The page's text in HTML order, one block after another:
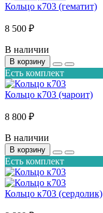
Кольцо к703 (гематит)
8 500 ₽
В наличии
В корзину
Есть комплект
Кольцо к703 (чароит)
8 800 ₽
В наличии
В корзину
Есть комплект
Кольцо к703 (сердолик)